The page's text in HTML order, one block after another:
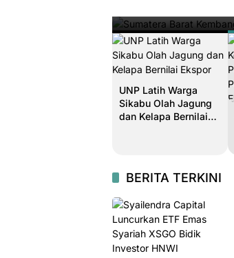
UNP Latih Warga
Sikabu Olah Jagung
dan Kelapa Bernilai
BERITA TERKINI